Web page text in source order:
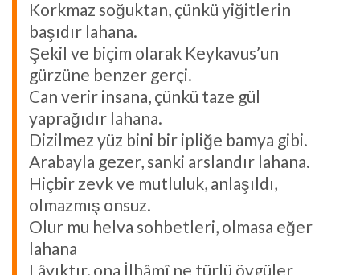
Korkmaz soğuktan, çünkü yiğitlerin
başıdır lahana.
Şekil ve biçim olarak Keykavus’un
gürzüne benzer gerçi.
Can verir insana, çünkü taze gül
yaprağıdır lahana.
Dizilmez yüz bini bir ipliğe bamya gibi.
Arabayla gezer, sanki arslandır lahana.
Hiçbir zevk ve mutluluk, anlaşıldı,
olmazmış onsuz.
Olur mu helva sohbetleri, olmasa eğer
lahana
Lâyıktır, ona İlhâmî ne türlü övgüler